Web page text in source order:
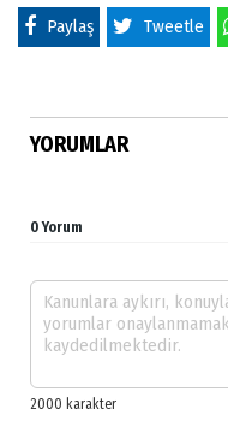
Paylaş Tweetle
YORUMLAR
0 Yorum